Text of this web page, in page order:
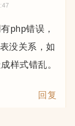
php错误，
没关系，如
样式错乱。
回复